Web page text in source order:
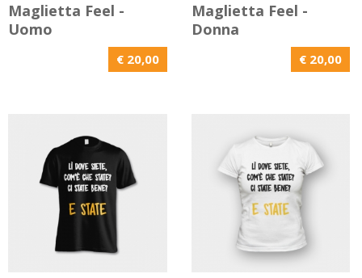
Maglietta Feel -
Uomo
€ 20,00
Maglietta Feel -
Donna
€ 20,00